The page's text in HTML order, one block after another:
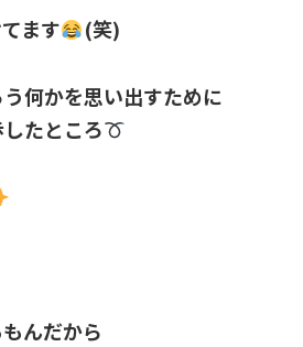
ます (笑)
何かを思い出すために
たところ
んだから